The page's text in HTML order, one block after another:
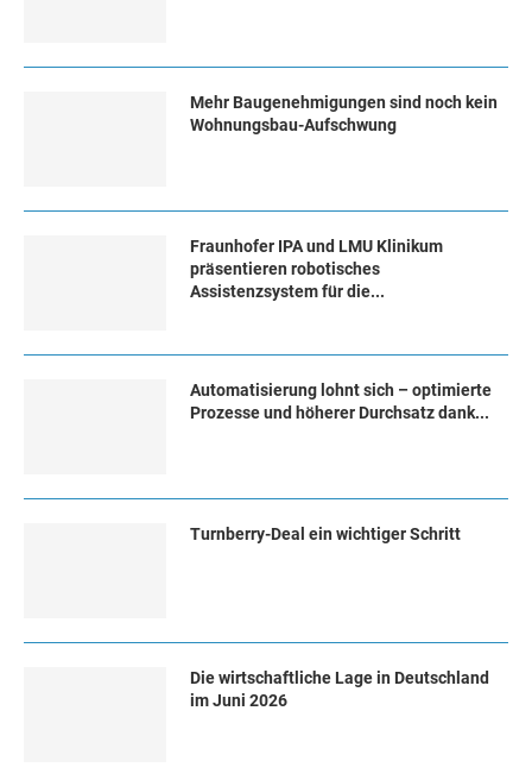
Mehr Baugenehmigungen sind noch kein
Wohnungsbau-Aufschwung
Fraunhofer IPA und LMU Klinikum
präsentieren robotisches
Assistenzsystem für die...
Automatisierung lohnt sich – optimierte
Prozesse und höherer Durchsatz dank...
Turn­ber­ry-Deal ein wich­ti­ger Schritt
Die wirtschaftliche Lage in Deutschland
im Juni 2026